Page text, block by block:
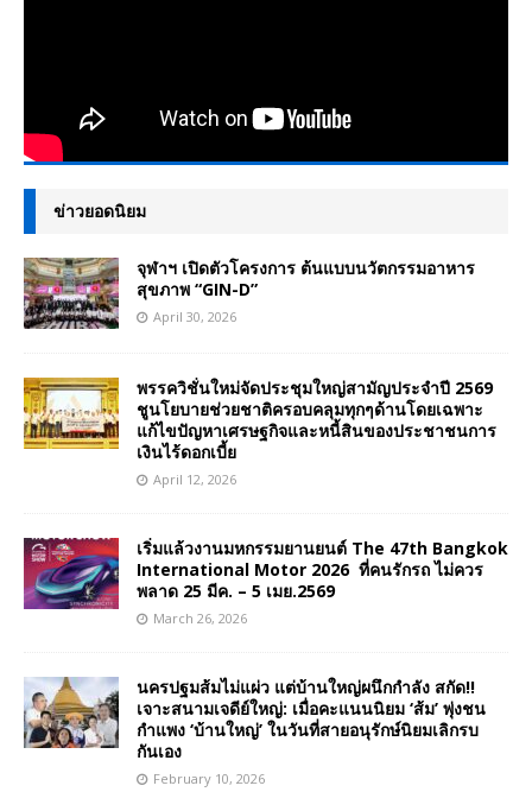
ข่าวยอดนิยม
จุฬาฯ เปิดตัวโครงการ ต้นแบบนวัตกรรมอาหาร
สุขภาพ “GIN-D”
April 30, 2026
พรรควิชั่นใหม่จัดประชุมใหญ่สามัญประจำปี 2569
ชูนโยบายช่วยชาติครอบคลุมทุกๆด้านโดยเฉพาะ
แก้ไขปัญหาเศรษฐกิจและหนี้สินของประชาชนการ
เงินไร้ดอกเบี้ย
April 12, 2026
เริ่มแล้วงานมหกรรมยานยนต์ The 47th Bangkok
International Motor 2026 ที่คนรักรถ ไม่ควร
พลาด 25 มีค. – 5 เมย.2569
March 26, 2026
นครปฐมส้มไม่แผ่ว แต่บ้านใหญ่ผนึกกำลัง สกัด!!
เจาะสนามเจดีย์ใหญ่: เมื่อคะแนนนิยม ‘ส้ม’ พุ่งชน
กำแพง ‘บ้านใหญ่’ ในวันที่สายอนุรักษ์นิยมเลิกรบ
กันเอง
February 10, 2026